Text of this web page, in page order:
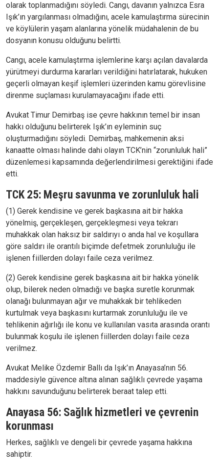
olarak toplanmadığını söyledi. Cangı, davanın yalnızca Esra
Işık’ın yargılanması olmadığını, acele kamulaştırma sürecinin
ve köylülerin yaşam alanlarına yönelik müdahalenin de bu
dosyanın konusu olduğunu belirtti.
Cangı, acele kamulaştırma işlemlerine karşı açılan davalarda
yürütmeyi durdurma kararları verildiğini hatırlatarak, hukuken
geçerli olmayan keşif işlemleri üzerinden kamu görevlisine
direnme suçlaması kurulamayacağını ifade etti.
Avukat Timur Demirbaş ise çevre hakkının temel bir insan
hakkı olduğunu belirterek Işık’ın eyleminin suç
oluşturmadığını söyledi. Demirbaş, mahkemenin aksi
kanaatte olması halinde dahi olayın TCK’nin “zorunluluk hali”
düzenlemesi kapsamında değerlendirilmesi gerektiğini ifade
etti.
TCK 25: Meşru savunma ve zorunluluk hali
(1) Gerek kendisine ve gerek başkasına ait bir hakka
yönelmiş, gerçekleşen, gerçekleşmesi veya tekrarı
muhakkak olan haksız bir saldırıyı o anda hal ve koşullara
göre saldırı ile orantılı biçimde defetmek zorunluluğu ile
işlenen fiillerden dolayı faile ceza verilmez.
(2) Gerek kendisine gerek başkasına ait bir hakka yönelik
olup, bilerek neden olmadığı ve başka suretle korunmak
olanağı bulunmayan ağır ve muhakkak bir tehlikeden
kurtulmak veya başkasını kurtarmak zorunluluğu ile ve
tehlikenin ağırlığı ile konu ve kullanılan vasıta arasında orantı
bulunmak koşulu ile işlenen fiillerden dolayı faile ceza
verilmez.
Avukat Melike Özdemir Ballı da Işık’ın Anayasa’nın 56.
maddesiyle güvence altına alınan sağlıklı çevrede yaşama
hakkını savunduğunu belirterek beraat talep etti.
Anayasa 56: Sağlık hizmetleri ve çevrenin
korunması
Herkes, sağlıklı ve dengeli bir çevrede yaşama hakkına
sahiptir.